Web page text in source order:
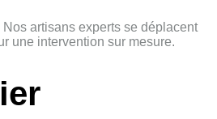
Nos artisans experts se déplacent
une intervention sur mesure.